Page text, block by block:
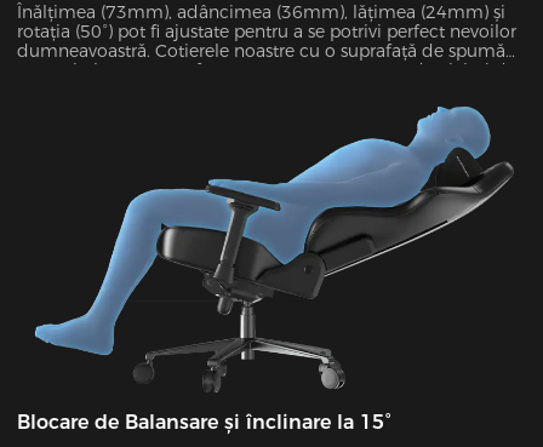
Înălțimea (73mm), adâncimea (36mm), lățimea (24mm) și
rotația (50°) pot fi ajustate pentru a se potrivi perfect nevoilor
dumneavoastră. Cotierele noastre cu o suprafață de spumă
PU anti-alunecare au fost testate pentru 60.000 de cicluri de
Blocare de Balansare și înclinare la 15°